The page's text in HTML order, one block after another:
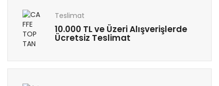
Teslimat
10.000 TL ve Üzeri Alışverişlerde
Ücretsiz Teslimat